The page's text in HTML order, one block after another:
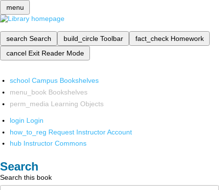
menu
search Search build_circle Toolbar fact_check Homework
cancel Exit Reader Mode
school Campus Bookshelves
menu_book Bookshelves
perm_media Learning Objects
login Login
how_to_reg Request Instructor Account
hub Instructor Commons
Search
Search this book